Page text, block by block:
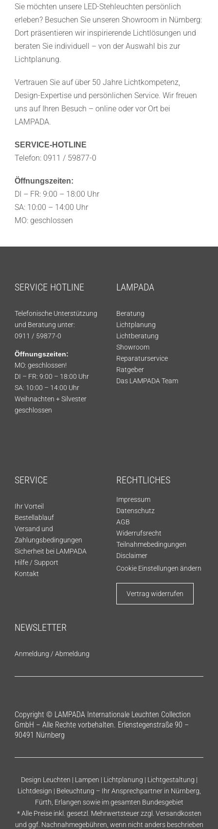
Sie möchten unsere LED-Stehleuchten persönlich
erleben? Besuchen Sie unseren Showroom in Nürnberg:
Dort präsentieren wir inspirierende Lichtlösungen und
beraten Sie individuell – von der Auswahl bis zur
Lichtplanung.
Vertrauen Sie auf über 50 Jahre Lichtkompetenz,
Design-Expertise und persönlichen Service. Wir freuen
uns auf Ihren Besuch – online oder vor Ort bei
LAMPADA.
SERVICE-HOTLINE
Telefon: 0911 / 59877-0
Öffnungszeiten:
DI – FR: 9:00 – 18:00 Uhr
SA: 10:00 – 14:00 Uhr
MO: geschlossen
SERVICE HOTLINE
Telefonische Unterstützung
und Beratung unter:
0911 / 59877-0
Öffnungszeiten:
MO: geschlossen!
DI – FR: 9:00 – 18:00 Uhr
SA: 10:00 – 14:00 Uhr
Weihnachten + Silvester
geschlossen
LAMPADA
Beratung
Lichtplanung
Lichtberatung
Showroom
Reparaturservice
Ratgeber
Das LAMPADA Team
SERVICE
Ihr Vorteil
Bestellablauf
Versand und
Zahlungsbedingungen
Sicherheit bei LAMPADA
Hilfe / Support
Kontakt
RECHTLICHES
Impressum
Datenschutz
AGB
Widerrufsrecht
Teilnahmebedingungen
Disclaimer
Cookie Einstellungen ändern
Vertrag widerrufen
NEWSLETTER
Anmeldung / Abmeldung
Copyright © LAMPADA Internationale Leuchten Collection
GmbH – Alle Rechte vorbehalten. Erlenstegenstraße 90 –
90491 Nürnberg
Design Leuchten | Lampen | Lichtplanung | Lichtgestaltung |
Lichtdesign | Beleuchtung – Ihr Ansprechpartner in Nürnberg,
Fürth, Erlangen sowie im gesamten Bundesgebiet
* Alle Preise inkl. gesetzl. Mehrwertsteuer zzgl. Versandkosten
und ggf. Nachnahmegebühren, wenn nicht anders beschrieben